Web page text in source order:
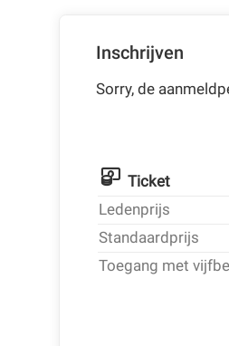
Inschrijven
Sorry, de
Ticket
Ledenprijs
Standaardprijs
Toegang met